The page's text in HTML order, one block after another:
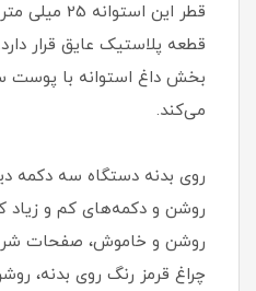
قطر این
قطعه پلاستیک عایق قرار
بخش داغ استوانه با پوست
می‌کند.
روی بدنه دستگاه سه دکمه
روشن و دکمه‌های کم و زیاد
روشن و خاموش، صفحات
چراغ قرمز رنگ روی بدنه،